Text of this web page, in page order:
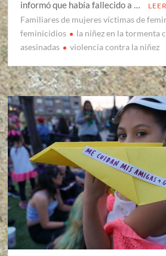
informó que había fallecido a …
Familiares de mujeres víctimas de
feminicidios
la niñez en la tormenta
asesinadas
violencia contra la niñez